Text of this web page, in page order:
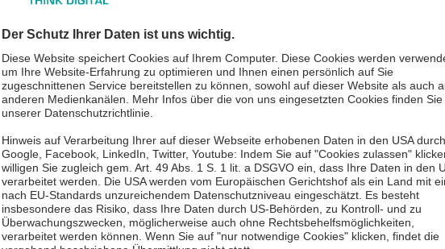
Veeam BRv12 genau so begeistert, wie wir? 👍
wissen!
besuchen Sie auch gernunsere Produktseiteoder kontaktieren